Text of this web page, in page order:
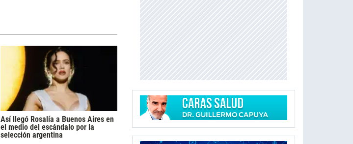
Así llegó Rosalía a Buenos Aires en
el medio del escándalo por la
selección argentina